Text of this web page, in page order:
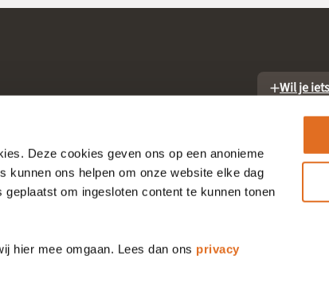
Deze cookies geven ons op een anonieme
kunnen ons helpen om onze website elke dag
om ingesloten content te kunnen tonen
hier mee omgaan. Lees dan ons privacy
Wil je
Over Nictiz